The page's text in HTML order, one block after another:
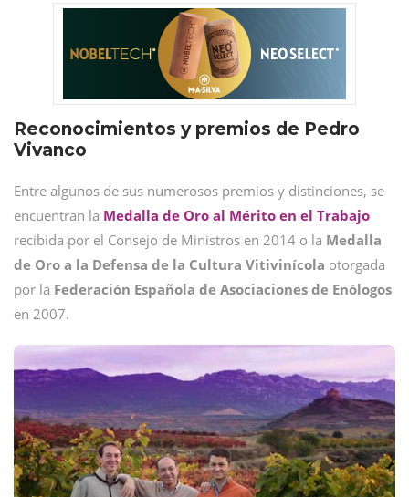
Reconocimientos y premios de Pedro
Vivanco
Entre algunos de sus numerosos premios y distinciones, se
encuentran la Medalla de Oro al Mérito en el Trabajo
recibida por el Consejo de Ministros en 2014 o la Medalla
de Oro a la Defensa de la Cultura Vitivinícola otorgada
por la Federación Española de Asociaciones de Enólogos
en 2007.